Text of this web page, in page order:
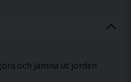
och jämna ut jorden